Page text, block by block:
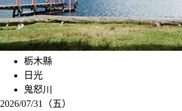
栃木縣
日光
鬼怒川
2026/07/31（五）